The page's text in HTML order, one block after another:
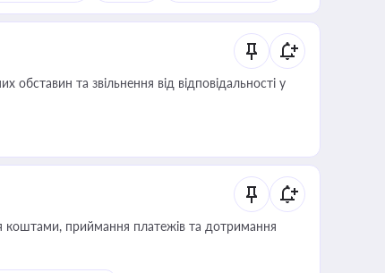
та звільнення від відповідальності у